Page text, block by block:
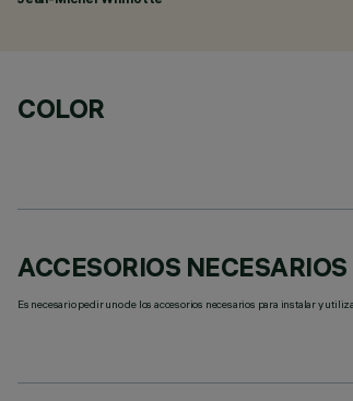
COLOR
ACCESORIOS NECESARIOS
Es necesario pedir uno de los accesorios necesarios para instalar y